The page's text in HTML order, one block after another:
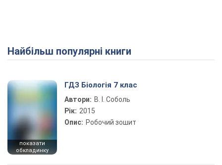
Play Video
Найбільш популярні книги
показати
обкладинку
ГДЗ Біологія 7 клас
Автори: В. І. Соболь
Рік: 2015
Опис: Робочий зошит